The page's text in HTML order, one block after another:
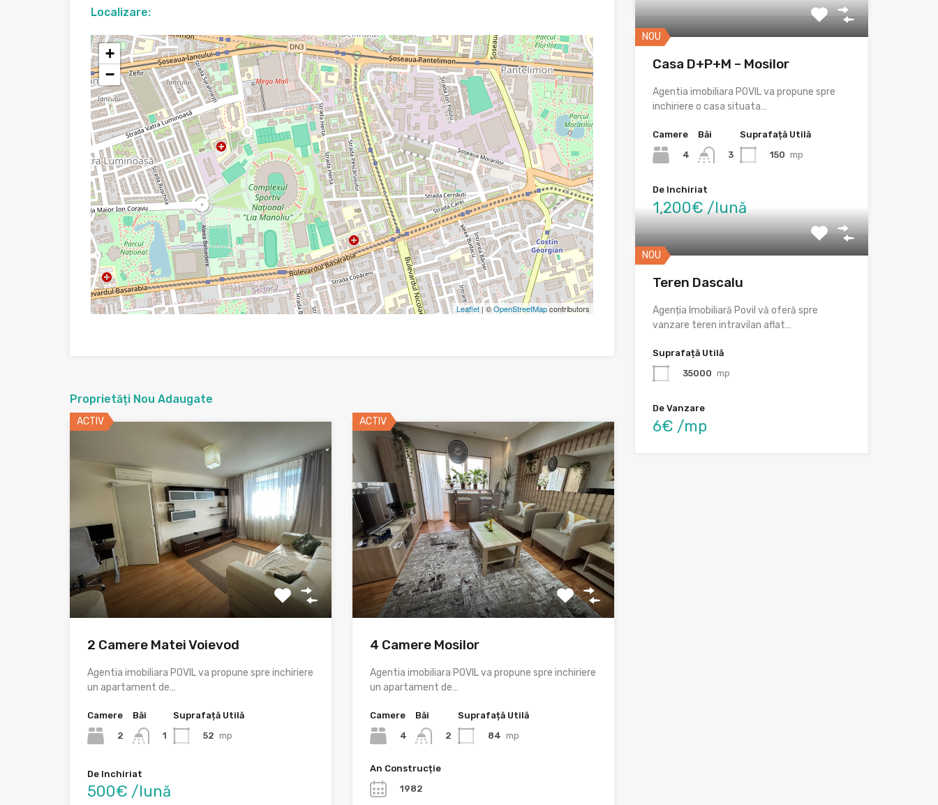
Localizare:
+
−
Leaflet| ©OpenStreetMapcontributors
Proprietăți Nou Adaugate
ACTIV
2 Camere Matei Voievod
Agentia imobiliara POVIL va propune spre inchiriere
un apartament de…
Camere
2
Băi
1
Suprafață Utilă
52 mp
De Inchiriat
500€ /lună
ACTIV
4 Camere Mosilor
Agentia imobiliara POVIL va propune spre inchiriere
un apartament de…
Camere
4
Băi
2
Suprafață Utilă
84 mp
An Construcție
1982
NOU
Casa D+P+M – Mosilor
Agentia imobiliara POVIL va propune spre
inchiriere o casa situata…
Camere
4
Băi
3
Suprafață Utilă
150 mp
De Inchiriat
1,200€ /lună
NOU
Teren Dascalu
Agenția Imobiliară Povil vă oferă spre
vanzare teren intravilan aflat…
Suprafață Utilă
35000 mp
De Vanzare
6€ /mp